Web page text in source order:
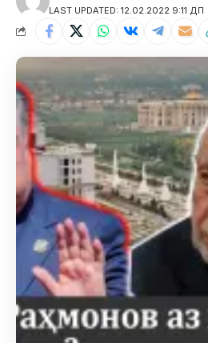
LAST UPDATED: 12.02.2022 9:11 ДП